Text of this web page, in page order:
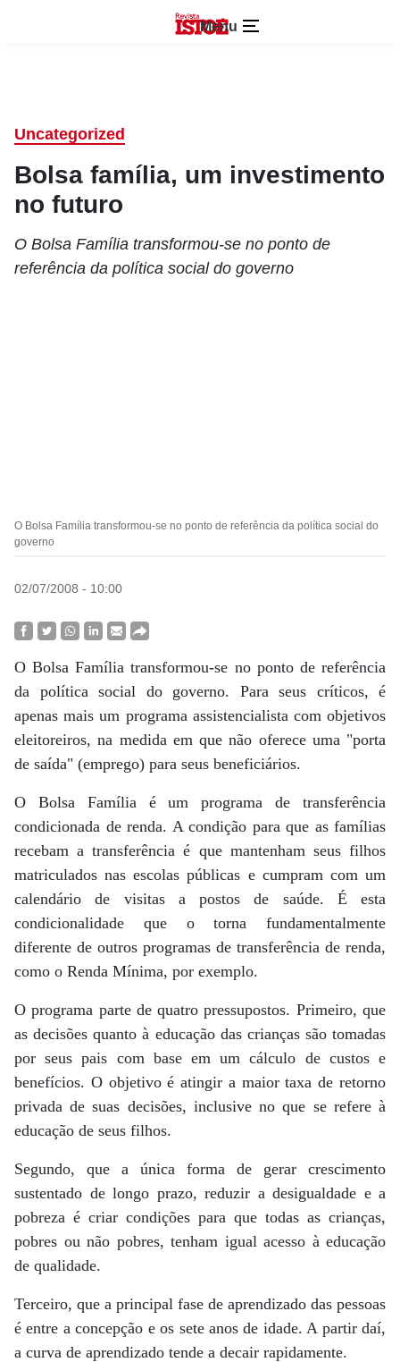
Menu
Uncategorized
Bolsa família, um investimento
no futuro
O Bolsa Família transformou-se no ponto de
referência da política social do governo
O Bolsa Família transformou-se no ponto de referência da política social do
governo
02/07/2008 - 10:00
O Bolsa Família transformou-se no ponto de referência
da política social do governo. Para seus críticos, é
apenas mais um programa assistencialista com objetivos
eleitoreiros, na medida em que não oferece uma "porta
de saída" (emprego) para seus beneficiários.
O Bolsa Família é um programa de transferência
condicionada de renda. A condição para que as famílias
recebam a transferência é que mantenham seus filhos
matriculados nas escolas públicas e cumpram com um
calendário de visitas a postos de saúde. É esta
condicionalidade que o torna fundamentalmente
diferente de outros programas de transferência de renda,
como o Renda Mínima, por exemplo.
O programa parte de quatro pressupostos. Primeiro, que
as decisões quanto à educação das crianças são tomadas
por seus pais com base em um cálculo de custos e
benefícios. O objetivo é atingir a maior taxa de retorno
privada de suas decisões, inclusive no que se refere à
educação de seus filhos.
Segundo, que a única forma de gerar crescimento
sustentado de longo prazo, reduzir a desigualdade e a
pobreza é criar condições para que todas as crianças,
pobres ou não pobres, tenham igual acesso à educação
de qualidade.
Terceiro, que a principal fase de aprendizado das pessoas
é entre a concepção e os sete anos de idade. A partir daí,
a curva de aprendizado tende a decair rapidamente.